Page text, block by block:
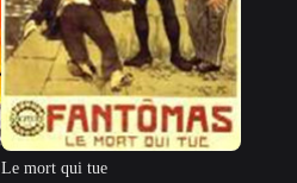
Le mort qui tue